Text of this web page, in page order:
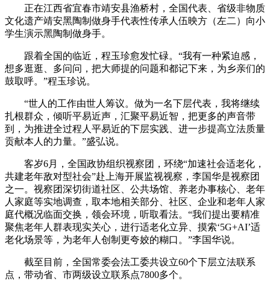
正在江西省宜春市靖安县渔桥村，全国代表、省级非物质
文化遗产靖安黑陶制做身手代表性传承人伍映方（左二）向小
学生演示黑陶制做身手。
跟着全国的临近，程玉珍愈发忙碌。“我有一种紧迫感，
想多逛逛、多问问，把大师提的问题和都记下来，为乡亲们的
鼓取呼。”程玉珍说。
“世人的工作由世人筹议。做为一名下层代表，我将继续
扎根群众，倾听平易近声，汇聚平易近智，把更多的声音带
到，为推进全过程人平易近的下层实践、进一步提高立法质量
贡献本人的力量。”盛弘说。
客岁6月，全国政协组织视察团，环绕“加速社会适老化，
共建老年敌对型社会”赴上海开展监视视察，李国华是视察团
之一。视察团深切街道社区、公共场馆、养老办事核心、老年
人家庭等实地调查，取本地相关部分、社区、企业和老年人家
庭代概况临面交换，领会环境，听取看法。“我们提出要精准
聚焦老年人群表现实关心，进行适老化立异、摸索‘5G+AI’适
老化场景等，为老年人创制更夸姣的糊口。”李国华说。
截至目前，全国常委会法工委共设立60个下层立法联系
点，带动省、市两级设立联系点7800多个。